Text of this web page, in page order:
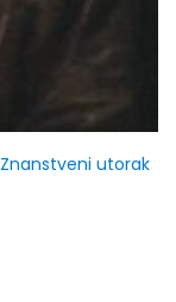
Znanstveni utorak